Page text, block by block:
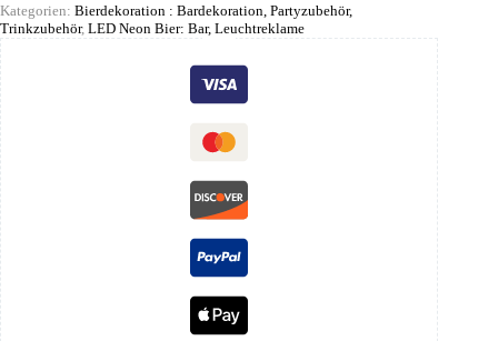
Kategorien: Bierdekoration : Bardekoration, Partyzubehör,
Trinkzubehör, LED Neon Bier: Bar, Leuchtreklame